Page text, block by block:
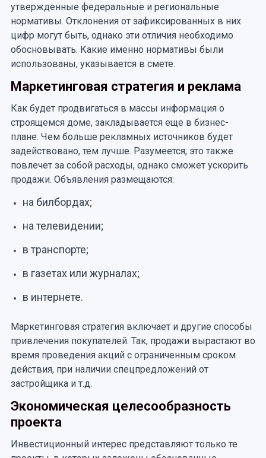
утвержденные федеральные и региональные
нормативы. Отклонения от зафиксированных в них
цифр могут быть, однако эти отличия необходимо
обосновывать. Какие именно нормативы были
использованы, указывается в смете.
Маркетинговая стратегия и реклама
Как будет продвигаться в массы информация о
строящемся доме, закладывается еще в бизнес-
плане. Чем больше рекламных источников будет
задействовано, тем лучше. Разумеется, это также
повлечет за собой расходы, однако сможет ускорить
продажи. Объявления размещаются:
на билбордах;
на телевидении;
в транспорте;
в газетах или журналах;
в интернете.
Маркетинговая стратегия включает и другие способы
привлечения покупателей. Так, продажи вырастают во
время проведения акций с ограниченным сроком
действия, при наличии спецпредложений от
застройщика и т.д.
Экономическая целесообразность
проекта
Инвестиционный интерес представляют только те